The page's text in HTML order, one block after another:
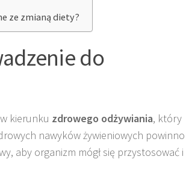
ze zmianą diety?
do
kierunku zdrowego odżywiania, który
nawyków żywieniowych powinno
aby organizm mógł się przystosować i